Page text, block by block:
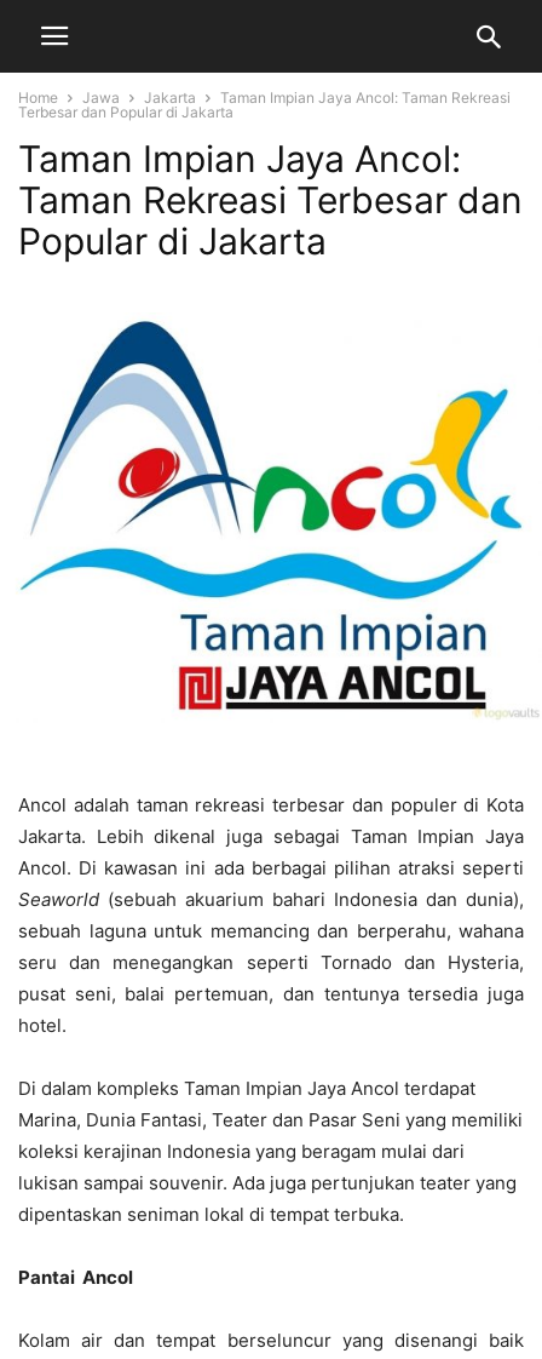
Home Jawa Jakarta
Taman Impian Jaya Ancol: Taman Rekreasi
Terbesar dan Popular di Jakarta
Taman Impian Jaya Ancol:
Taman Rekreasi Terbesar dan
Popular di Jakarta
Ancol adalah taman rekreasi terbesar dan populer di Kota
Jakarta. Lebih dikenal juga sebagai Taman Impian Jaya
Ancol. Di kawasan ini ada berbagai pilihan atraksi seperti
Seaworld (sebuah akuarium bahari Indonesia dan dunia),
sebuah laguna untuk memancing dan berperahu, wahana
seru dan menegangkan seperti Tornado dan Hysteria,
pusat seni, balai pertemuan, dan tentunya tersedia juga
hotel.
Di dalam kompleks Taman Impian Jaya Ancol terdapat
Marina, Dunia Fantasi, Teater dan Pasar Seni yang memiliki
koleksi kerajinan Indonesia yang beragam mulai dari
lukisan sampai souvenir. Ada juga pertunjukan teater yang
dipentaskan seniman lokal di tempat terbuka.
Pantai Ancol
Kolam air dan tempat berseluncur yang disenangi baik